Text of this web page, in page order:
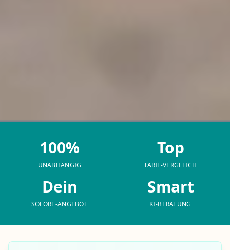
100%
UNABHÄNGIG
Top
TARIF-VERGLEICH
Dein
SOFORT-ANGEBOT
Smart
KI-BERATUNG